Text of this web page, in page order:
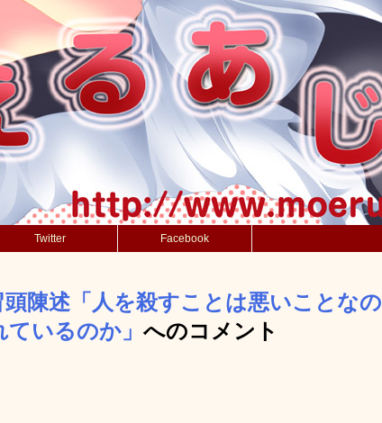
Twitter Facebook
頭陳述「人を殺すことは悪いことなの
いるのか」 へのコメント